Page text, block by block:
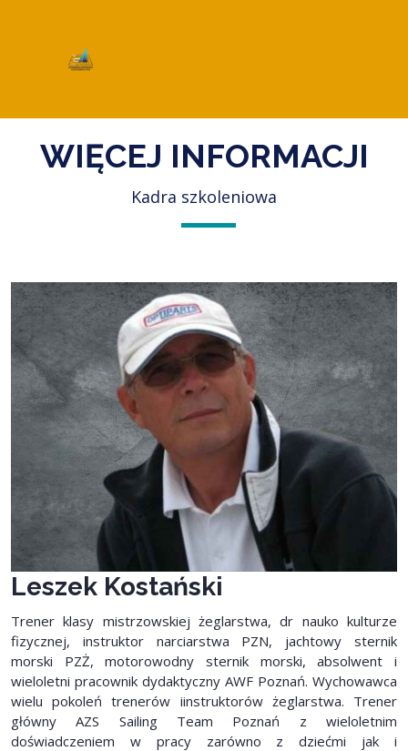
WIĘCEJ INFORMACJI
Kadra szkoleniowa
Leszek Kostański
Trener klasy mistrzowskiej żeglarstwa, dr nauko kulturze
fizycznej, instruktor narciarstwa PZN, jachtowy sternik
morski PZŻ, motorowodny sternik morski, absolwent i
wieloletni pracownik dydaktyczny AWF Poznań. Wychowawca
wielu pokoleń trenerów iinstruktorów żeglarstwa. Trener
główny AZS Sailing Team Poznań z wieloletnim
doświadczeniem w pracy zarówno z dziećmi jak i